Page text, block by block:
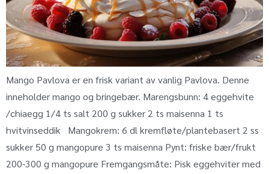
Mango Pavlova er en frisk variant av vanlig Pavlova. Denne
inneholder mango og bringebær. Marengsbunn: 4 eggehvite
/chiaegg 1/4 ts salt 200 g sukker 2 ts maisenna 1 ts
hvitvinseddik Mangokrem: 6 dl kremfløte/plantebasert 2 ss
sukker 50 g mangopure 3 ts maisenna Pynt: friske bær/frukt
200-300 g mangopure Fremgangsmåte: Pisk eggehviter med